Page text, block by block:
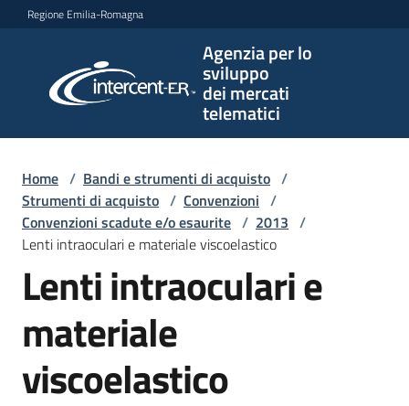
Vai al contenuto
Vai alla navigazione
Vai al footer
Regione Emilia-Romagna
Agenzia per lo
sviluppo
dei mercati
telematici
per lo
sviluppo
telematici
Bandi
strumenti
di
Home / Bandi e strumenti di acquisto /
Strumenti di acquisto / Convenzioni /
Convenzioni scadute e/o esaurite / 2013 /
Lenti intraoculari e materiale viscoelastico
Lenti intraoculari e
materiale
viscoelastico